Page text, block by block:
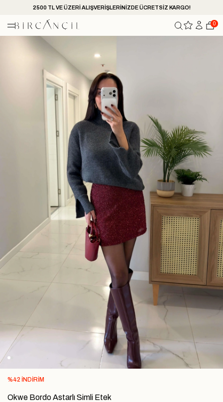
2500 TL VE ÜZERİ ALIŞVERİŞLERİNİZDE ÜCRETSİZ KARGO!
0
%42 İNDIRIM
Okwe Bordo Astarlı Simli Etek